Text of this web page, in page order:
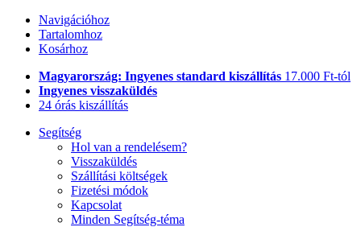
Navigációhoz
Tartalomhoz
Kosárhoz
Magyarország: Ingyenes standard kiszállítás 17.000 Ft-tól
Ingyenes visszaküldés
24 órás kiszállítás
Segítség
Hol van a rendelésem?
Visszaküldés
Szállítási költségek
Fizetési módok
Kapcsolat
Minden Segítség-téma